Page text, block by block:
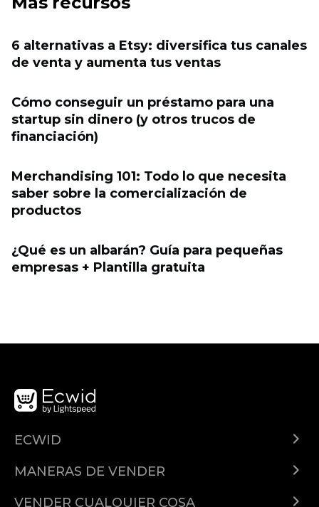
6 alternativas a Etsy: diversifica tus canales
de venta y aumenta tus ventas
Cómo conseguir un préstamo para una
startup sin dinero (y otros trucos de
financiación)
Merchandising 101: Todo lo que necesita
saber sobre la comercialización de
productos
¿Qué es un albarán? Guía para pequeñas
empresas + Plantilla gratuita
ECWID
Demo
Precios
MANERAS DE VENDER
VENDER CUALQUIER COSA